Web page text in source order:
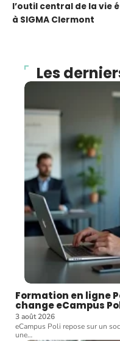
l’outil central de la vie
à SIGMA Clermont
Les
Formation en ligne
change eCampus
3 août 2026
eCampus Poli repose sur un
une…